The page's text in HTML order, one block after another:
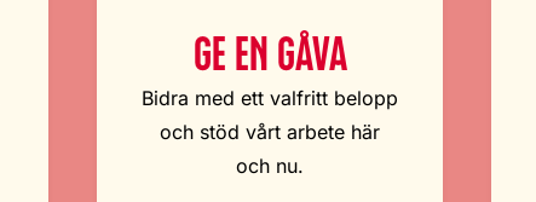
GE EN GÅVA
Bidra med ett valfritt belopp
och stöd vårt arbete här
och nu.